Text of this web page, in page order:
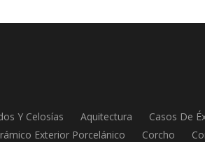
Y Celosías Aquitectura Casos De
Exterior Porcelánico Corcho